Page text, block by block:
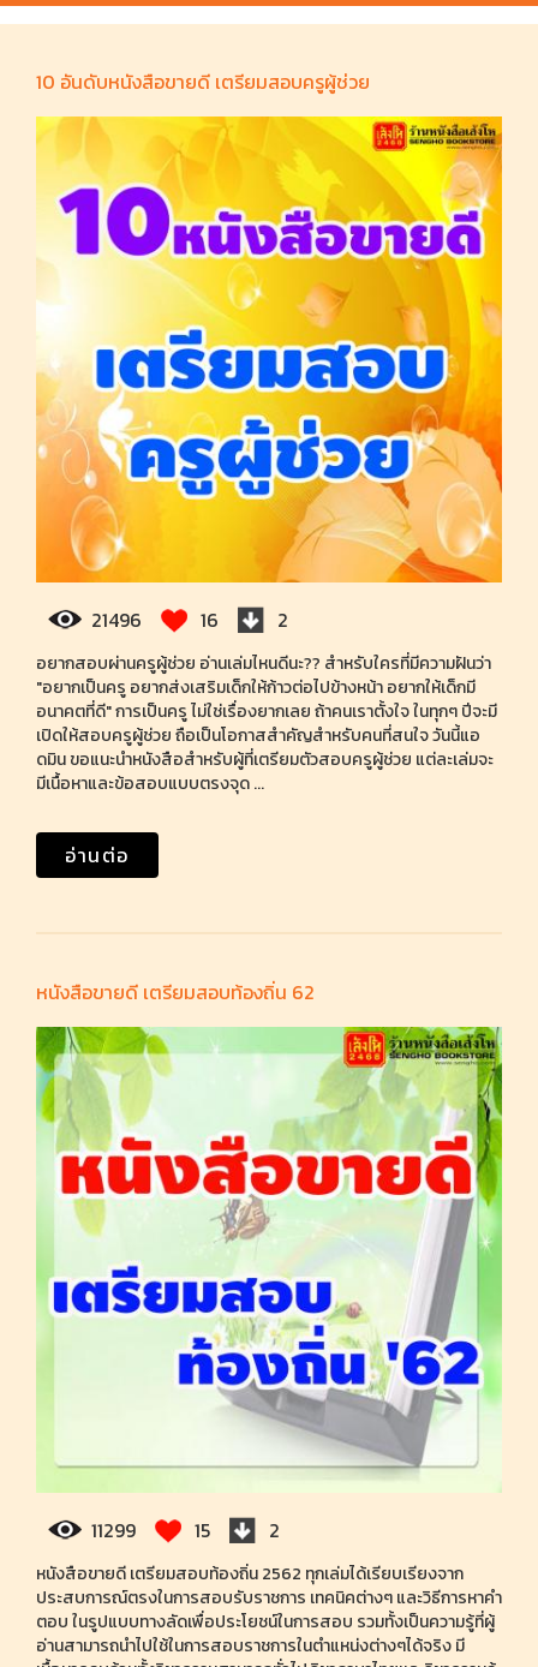
10 อันดับหนังสือขายดี เตรียมสอบครูผู้ช่วย
21496 16 2
อยากสอบผ่านครูผู้ช่วย อ่านเล่มไหนดีนะ?? สำหรับใครที่มีความฝันว่า
"อยากเป็นครู อยากส่งเสริมเด็กให้ก้าวต่อไปข้างหน้า อยากให้เด็กมี
อนาคตที่ดี" การเป็นครู ไม่ใช่เรื่องยากเลย ถ้าคนเราตั้งใจ ในทุกๆ ปีจะมี
เปิดให้สอบครูผู้ช่วย ถือเป็นโอกาสสำคัญสำหรับคนที่สนใจ วันนี้แอ
ดมิน ขอแนะนำหนังสือสำหรับผู้ที่เตรียมตัวสอบครูผู้ช่วย แต่ละเล่มจะ
มีเนื้อหาและข้อสอบแบบตรงจุด ...
อ่านต่อ
หนังสือขายดี เตรียมสอบท้องถิ่น 62
11299 15 2
หนังสือขายดี เตรียมสอบท้องถิ่น 2562 ทุกเล่มได้เรียบเรียงจาก
ประสบการณ์ตรงในการสอบรับราชการ เทคนิคต่างๆ และวิธีการหาคำ
ตอบ ในรูปแบบทางลัดเพื่อประโยชน์ในการสอบ รวมทั้งเป็นความรู้ที่ผู้
อ่านสามารถนำไปใช้ในการสอบราชการในตำแหน่งต่างๆได้จริง มี